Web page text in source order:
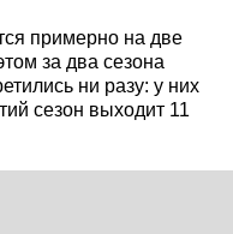
примерно на две
за два сезона
ни разу: у них
сезон выходит 11